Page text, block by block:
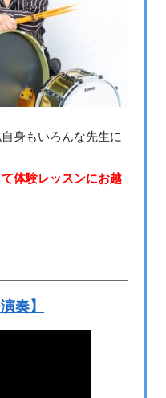
身もいろんな先生に
体験レッスンにお越
奏】